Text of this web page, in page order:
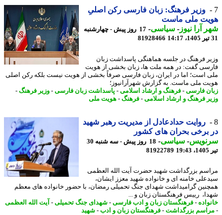
وزیر فرهنگ: زبان فارسی رکن اصلیِ
ملی ماست
آرا نیوز-سیاسی-
17 روز پیش - چهارشنبه
81928466
فرهنگ در جلسه هماهنگی پاسداشت زبان
گفت: در همه ملت ها، زبان بخشی از هویت
است؛ اما در ایران، زبان فارسی صرفاً بخشی از هویت نیست بلکه رکن اصلی
ملی ماست. به گزارش شهرآرانیوز؛
فارسی -فرهنگ و ارشاد اسلامی-پاسداشت زبان فارسی -وزیر فرهنگ -
فرهنگ و ارشاد اسلامی-فرهنگ -هویت ملی
روایت حدادعادل از مدیریت رهبر شهید
برخی بحران های کشور
-سیاسی-
18 روز پیش - سه شنبه 30
81922789
بزرگداشت شهید حضرت آیت الله العظمی
خامنه ای و خانواده شهید معزز ایشان،
گرامیداشت شهدای جنگ تحمیلی رمضان، با حضور خانواده های معظم
رییس فرهنگستان زبان و ...
- فرهنگستان زبان و ادب فارسی -شهدای جنگ تحمیلی-آیت الله العظمی
بزرگداشت -فرهنگستان زبان و ادب -شهید